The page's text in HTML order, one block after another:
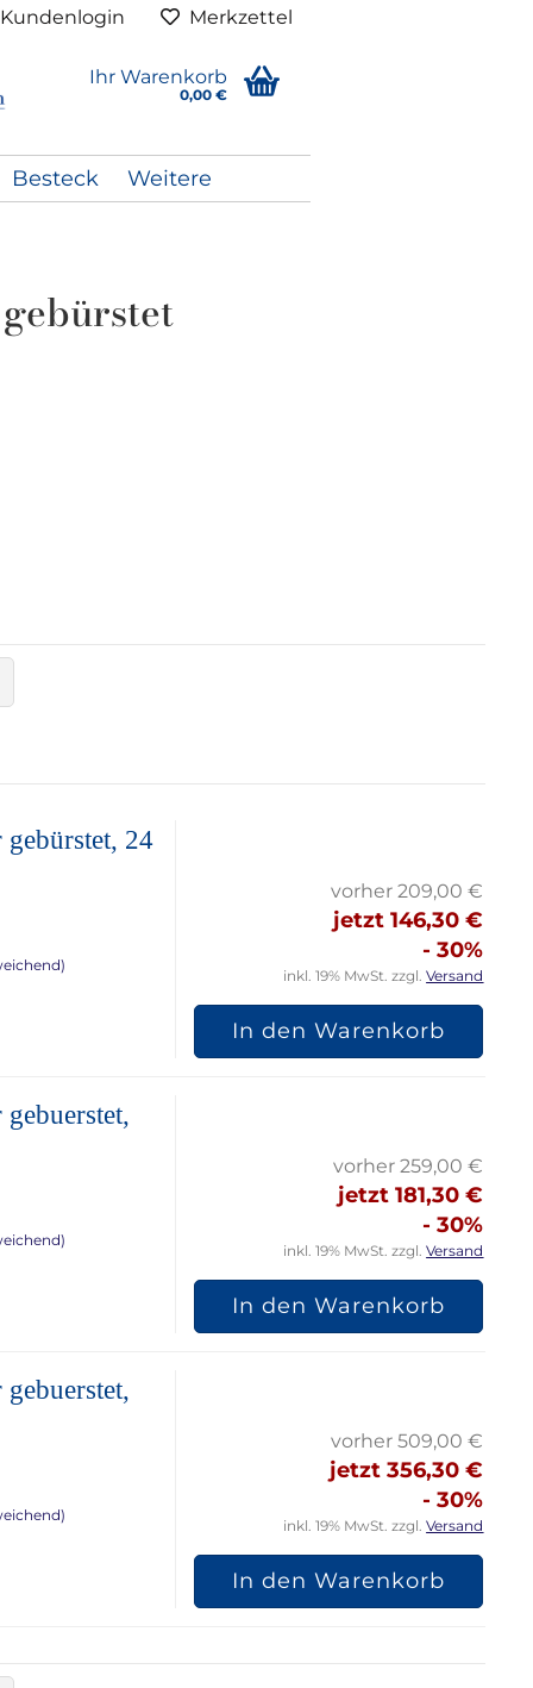
Merkzettel
Ihr Warenkorb
0,00 €
Besteck Weitere
24
vorher 209,00 €
jetzt 146,30 €
- 30%
inkl. 19% MwSt. zzgl.Versand
In den Warenkorb
vorher 259,00 €
jetzt 181,30 €
- 30%
inkl. 19% MwSt. zzgl.Versand
In den Warenkorb
vorher 509,00 €
jetzt 356,30 €
- 30%
inkl. 19% MwSt. zzgl.Versand
In den Warenkorb